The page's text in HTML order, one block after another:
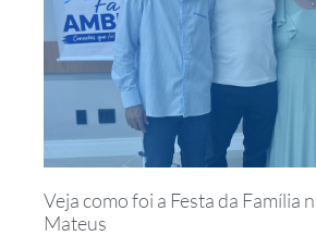
Veja como foi a Festa da Família
Mateus